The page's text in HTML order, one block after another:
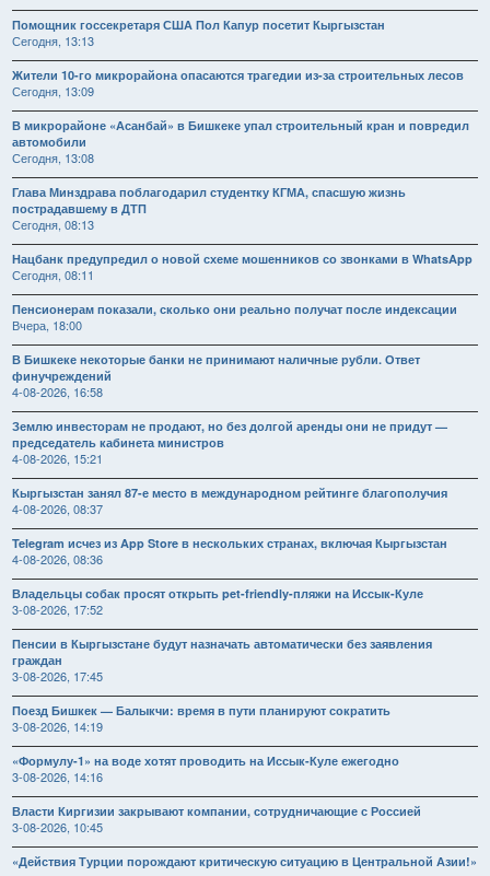
Помощник госсекретаря США Пол Капур посетит Кыргызстан
Сегодня, 13:13
Жители 10-го микрорайона опасаются трагедии из-за строительных лесов
Сегодня, 13:09
В микрорайоне «Асанбай» в Бишкеке упал строительный кран и повредил
автомобили
Сегодня, 13:08
Глава Минздрава поблагодарил студентку КГМА, спасшую жизнь
пострадавшему в ДТП
Сегодня, 08:13
Нацбанк предупредил о новой схеме мошенников со звонками в WhatsApp
Сегодня, 08:11
Пенсионерам показали, сколько они реально получат после индексации
Вчера, 18:00
В Бишкеке некоторые банки не принимают наличные рубли. Ответ
финучреждений
4-08-2026, 16:58
Землю инвесторам не продают, но без долгой аренды они не придут —
председатель кабинета министров
4-08-2026, 15:21
Кыргызстан занял 87-е место в международном рейтинге благополучия
4-08-2026, 08:37
Telegram исчез из App Store в нескольких странах, включая Кыргызстан
4-08-2026, 08:36
Владельцы собак просят открыть pet-friendly-пляжи на Иссык-Куле
3-08-2026, 17:52
Пенсии в Кыргызстане будут назначать автоматически без заявления
граждан
3-08-2026, 17:45
Поезд Бишкек — Балыкчи: время в пути планируют сократить
3-08-2026, 14:19
«Формулу-1» на воде хотят проводить на Иссык-Куле ежегодно
3-08-2026, 14:16
Власти Киргизии закрывают компании, сотрудничающие с Россией
3-08-2026, 10:45
«Действия Турции порождают критическую ситуацию в Центральной Азии!»